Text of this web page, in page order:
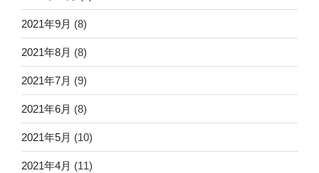
2021年9月 (8)
2021年8月 (8)
2021年7月 (9)
2021年6月 (8)
2021年5月 (10)
2021年4月 (11)